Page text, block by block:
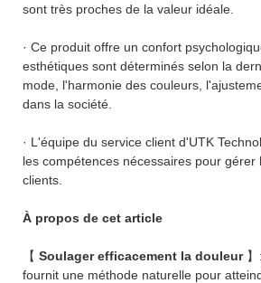
sont très proches de la valeur idéale.
· Ce produit offre un confort
esthétiques sont déterminés selon la
mode, l'harmonie des couleurs,
dans la société.
· L'équipe du service client d'UTK
les compétences nécessaires pour gérer
clients.
À propos de cet article
【 Soulager efficacement la douleur
fournit une méthode naturelle pour